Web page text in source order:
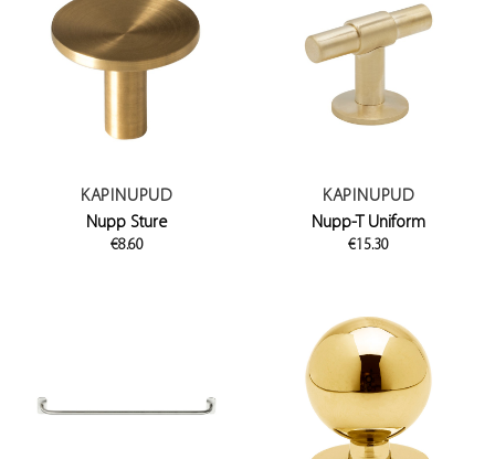
KAPINUPUD
Nupp Sture
€8.60
KAPINUPUD
Nupp-T Uniform
€ 15.30